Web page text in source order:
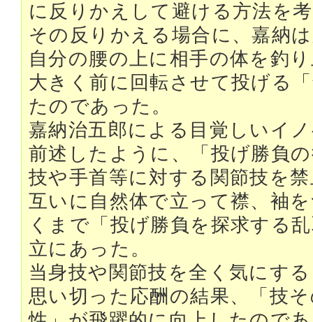
に反りかえして避ける方法を
その反りかえる場合に、嘉納
自分の腰の上に相手の体を釣
大きく前に回転させて投げる
たのであった。
嘉納治五郎による目覚しいイ
前述したように、「投げ勝負
技や手首等に対する関節技を
互いに自然体で立って襟、袖
くまで「投げ勝負を探求する
立にあった。
当身技や関節技を全く気にす
思い切った応酬の結果、「技